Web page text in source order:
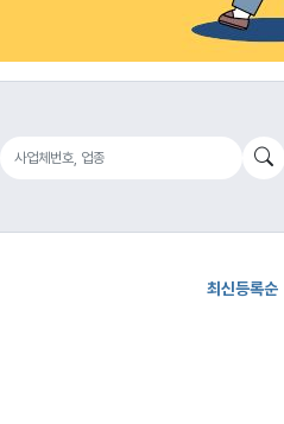
최신등록순